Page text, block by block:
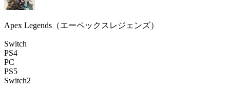
Apex Legends（エーペックスレジェンズ）
Switch
PS4
PC
PS5
Switch2